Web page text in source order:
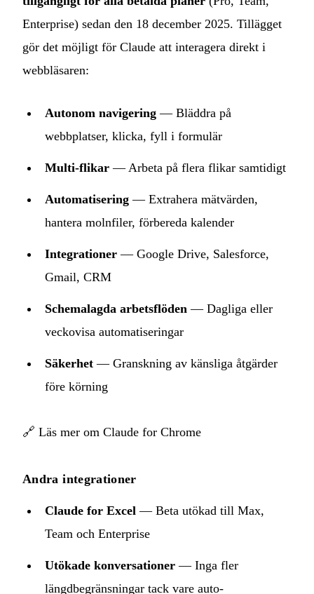
Enterprise) sedan den 18 december 2025. Tillägget
gör det möjligt för Claude att interagera direkt i
webbläsaren:
Autonom navigering — Bläddra på
webbplatser, klicka, fyll i formulär
Multi-flikar — Arbeta på flera flikar samtidigt
Automatisering — Extrahera mätvärden,
hantera molnfiler, förbereda kalender
Integrationer — Google Drive, Salesforce,
Gmail, CRM
Schemalagda arbetsflöden — Dagliga eller
veckovisa automatiseringar
Säkerhet — Granskning av känsliga åtgärder
före körning
🔗 Läs mer om Claude for Chrome
Andra integrationer
Claude for Excel — Beta utökad till Max,
Team och Enterprise
Utökade konversationer — Inga fler
längdbegränsningar tack vare auto-